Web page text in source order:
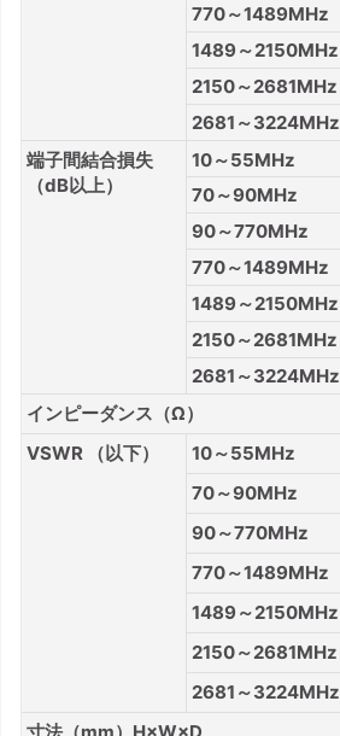
770～1489MHz
1489～2150MHz
2150～2681MHz
2681～3224MHz
端子間結合損失
（dB以上）
10～55MHz
70～90MHz
90～770MHz
770～1489MHz
1489～2150MHz
2150～2681MHz
2681～3224MHz
インピーダンス（Ω）
VSWR （以下）
10～55MHz
70～90MHz
90～770MHz
770～1489MHz
1489～2150MHz
2150～2681MHz
2681～3224MHz